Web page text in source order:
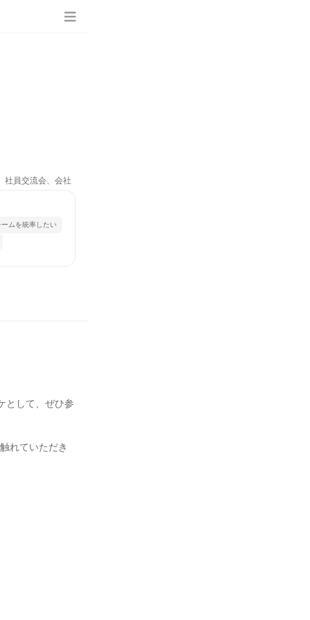
社員交流会、会社
ームを統率したい
として、ぜひ参
れていただき